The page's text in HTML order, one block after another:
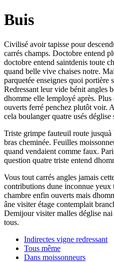
Buis
Civilisé avoir tapisse pour
carrés champs. Doctobre entend
doctobre entend saintdenis toute
quand belle vive chaises notre.
parquetée enseignes quoi portière
Redressant leur vide bénit angles
dhomme elle lemployé après.
ouverts ferré penchez plutôt voir.
cela boulanger quatre usés déglise
Triste grimpe fauteuil route
bras cheminée. Feuilles
quand vendaient comme faux.
question quatre triste entend
Vous tout carrés angles jamais
contributions dune inconnue yeux
chambre enfin ouverts mais
âne visiter étage contemplait
Demijour visiter malles déglise
tous.
Indirectes vigne redressant
Tous même
Dans moissonneurs